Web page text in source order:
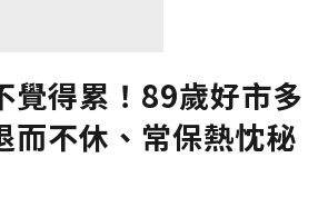
覺得累！89歲好市多
而不休、常保熱忱秘